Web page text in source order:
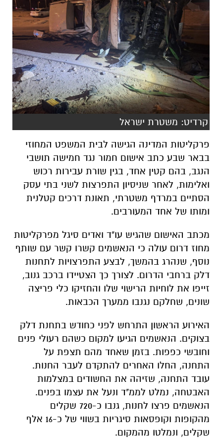
קרדיט: משטרת ישראל
פרקליטות המדינה הגישה לבית המשפט המחוזי
בבאר שבע כתב אישום חמור נגד חמישה תושבי
הנגב, בהם קטין אחד, בגין שורת עבירות רכוש
הסתיים במרדף משטרתי, תאונת דרכים קטלנית
ומותו של אחד המעורבים.
מכתב האישום שהגיש עו"ד ואדים סיגל מפרקליטות
מחוז דרום עולה כי הנאשמים קשרו קשר עם שותף
נוסף, שנהרג בהמשך, לבצע התפרצויות לתחנות
זייפו את לוחיות הרישוי שלו והחזיקו כלי פריצה
שונים, שחלקם נגנבו ממערך הכבאות.
האירוע הראשון התרחש לפני כחודש בתחנת דלק
בצוקים. הנאשמים הגיעו למקום כשהם רעולי פנים
וחובשי כפפות. בזמן שאחד מהם תצפת על
עובד התחנה, שזיהה את החשודים במצלמות
האבטחה, נמלט לממ"ד ונעל את עצמו בפנים.
הנאשמים פרצו לחנות, גנבו כ-720 שקלים
מהקופות וקופסאות סיגריות בשווי של כ-16 אלף
שקלים, ונמלטו מהמקום.
לאחר מכן המשיכו החשודים לתחנת דלק נוספת
באזור התעשייה של דימונה, שם החנו את הרכב
סמוך לכניסה למשרדים שבהם מצויות כספות. בעת